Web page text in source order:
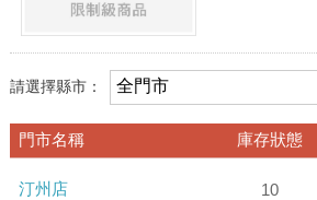
請選擇縣市：
門市名稱 庫存狀態
汀州店 10